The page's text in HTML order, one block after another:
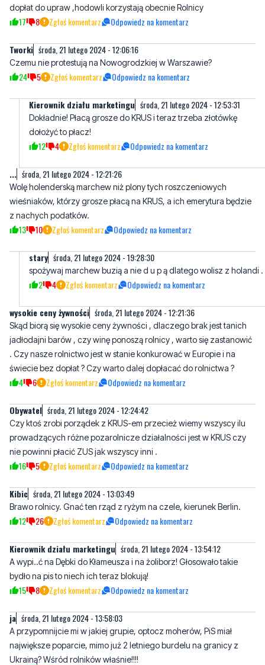
dopłat do upraw ,hodowli korzystają obecnie Rolnicy
17 8 Zgłoś komentarz Odpowiedz na komentarz
Tworki środa, 21 lutego 2024 - 12:06:16
Czemu nie protestują na Nowogrodzkiej w Warszawie?
24 5 Zgłoś komentarz Odpowiedz na komentarz
Kierownik działu marketingu środa, 21 lutego 2024 - 12:53:31
Dokładnie! Płacą grosze do KRUS i teraz trzeba złotówkę
dołożyć to płacz!
12 4 Zgłoś komentarz Odpowiedz na komentarz
... środa, 21 lutego 2024 - 12:21:26
Wolę holenderską marchew niż plony tych roszczeniowych
wieśniaków, którzy grosze płacą na KRUS, a ich emerytura będzie
z nachych podatków.
13 10 Zgłoś komentarz Odpowiedz na komentarz
stary środa, 21 lutego 2024 - 19:28:30
spożywaj marchew buzią a nie d u p ą dlatego wolisz z holandi .
2 4 Zgłoś komentarz Odpowiedz na komentarz
wysokie ceny żywności środa, 21 lutego 2024 - 12:21:36
Skąd biorą się wysokie ceny żywności , dlaczego brak jest tanich
jadłodajni barów , czy winę ponoszą rolnicy , warto się zastanowić
. Czy nasze rolnictwo jest w stanie konkurować w Europie i na
świecie bez dopłat ? Czy warto dalej dopłacać do rolnictwa ?
4 6 Zgłoś komentarz Odpowiedz na komentarz
Obywatel środa, 21 lutego 2024 - 12:24:42
Czy ktoś zrobi porządek z KRUS-em przecież wiemy wszyscy ilu
prowadzących różne pozarolnicze działalności jest w KRUS czy
nie powinni płacić ZUS jak wszyscy inni .
16 5 Zgłoś komentarz Odpowiedz na komentarz
Kibic środa, 21 lutego 2024 - 13:03:49
Brawo rolnicy. Gnać ten rząd z ryżym na czele, kierunek Berlin.
12 26 Zgłoś komentarz Odpowiedz na komentarz
Kierownik działu marketingu środa, 21 lutego 2024 - 13:54:12
A wypi..ć na Dębki do Kłameusza i na żoliborz! Głosowało takie
bydło na pis to niech ich teraz blokują!
15 8 Zgłoś komentarz Odpowiedz na komentarz
ja środa, 21 lutego 2024 - 13:58:03
A przypomnijcie mi w jakiej grupie, optocz moherów, PiS miał
największe poparcie, mimo już 2 letniego burdelu na granicy z
Ukrainą? Wśród rolników właśnie!!!!